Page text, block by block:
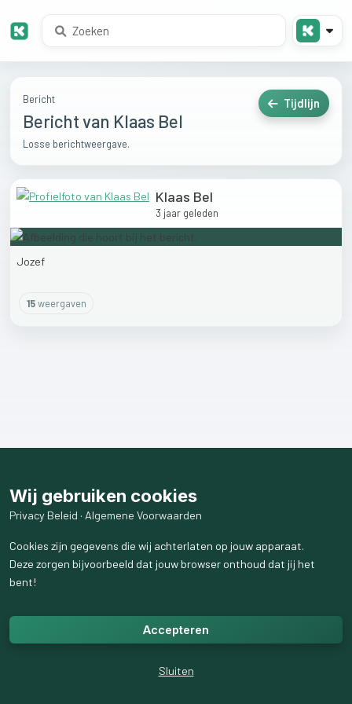
Bericht
Bericht van Klaas Bel
Losse berichtweergave.
Tijdlijn
Klaas Bel
3 jaar geleden
Jozef
15weergaven
Wij gebruiken cookies
Privacy Beleid · Algemene Voorwaarden
Cookies zijn gegevens die wij achterlaten op jouw apparaat.
Deze zorgen bijvoorbeeld dat jouw browser onthoud dat jij het
bent!
Accepteren
Sluiten